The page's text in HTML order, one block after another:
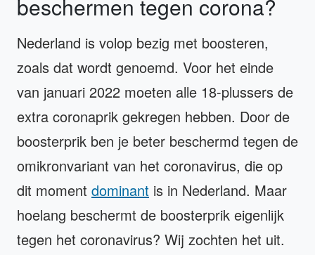
beschermen tegen corona?
Nederland is volop bezig met boosteren,
zoals dat wordt genoemd. Voor het einde
van januari 2022 moeten alle 18-plussers de
extra coronaprik gekregen hebben. Door de
boosterprik ben je beter beschermd tegen de
omikronvariant van het coronavirus, die op
dit moment dominant is in Nederland. Maar
hoelang beschermt de boosterprik eigenlijk
tegen het coronavirus? Wij zochten het uit.